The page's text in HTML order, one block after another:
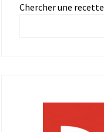
Chercher une recette